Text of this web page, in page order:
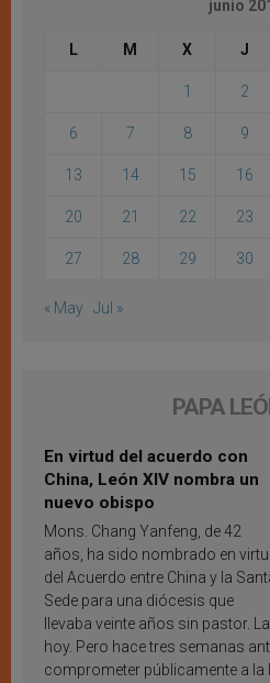
junio
L M X J
1 2
6 7 8 9
13 14 15 16
20 21 22 23
27 28 29 30
« May Jul »
PAPA
En virtud del acuerdo con
China, León XIV nombra un
nuevo obispo
Mons. Chang Yanfeng, de 42
años, ha sido nombrado en
del Acuerdo entre China y la
Sede para una diócesis que
llevaba veinte años sin pastor.
hoy. Pero hace tres semanas
comprometer públicamente a la